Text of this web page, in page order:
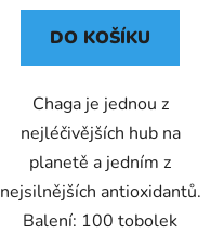
DO KOŠÍKU
Chaga je jednou z
nejléčivějších hub na
planetě a jedním z
nejsilnějších antioxidantů.
Balení: 100 tobolek